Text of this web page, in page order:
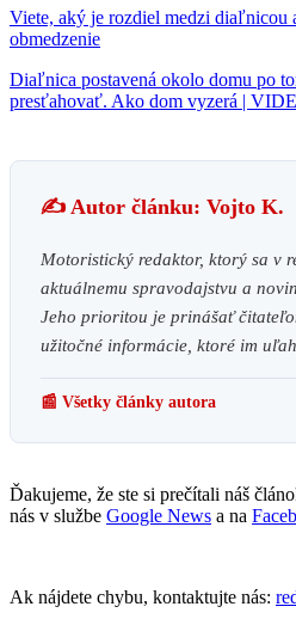
Viete, aký je rozdiel medzi diaľnicou
obmedzenie
Diaľnica postavená okolo domu po
presťahovať. Ako dom vyzerá |
✍️ Autor článku: Vojto K.
Motoristický redaktor, ktorý sa v
aktuálnemu spravodajstvu a
Jeho prioritou je prinášať
užitočné informácie, ktoré im
📰 Všetky články autora
Ďakujeme, že ste si prečítali náš
nás v službe Google News a na
Ak nájdete chybu, kontaktujte nás: